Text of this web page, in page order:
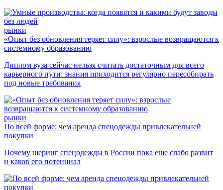
рынки
«Опыт без обновления теряет силу»: взрослые возвращаются к
системному образованию
Диплом вуза сейчас нельзя считать достаточным для всего
карьерного пути: знания приходится регулярно пересобирать
под новые требования
рынки
По всей форме: чем аренда спецодежды привлекательней
покупки
Почему шеринг спецодежды в России пока еще слабо развит
и каков его потенциал